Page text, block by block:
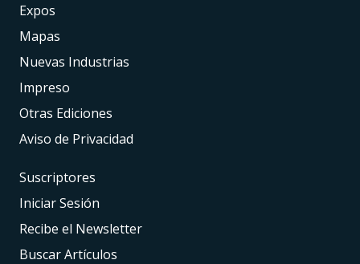
Expos
Mapas
Nuevas Industrias
Impreso
Otras Ediciones
Aviso de Privacidad
Suscriptores
Iniciar Sesión
Recibe el Newsletter
Buscar Artículos